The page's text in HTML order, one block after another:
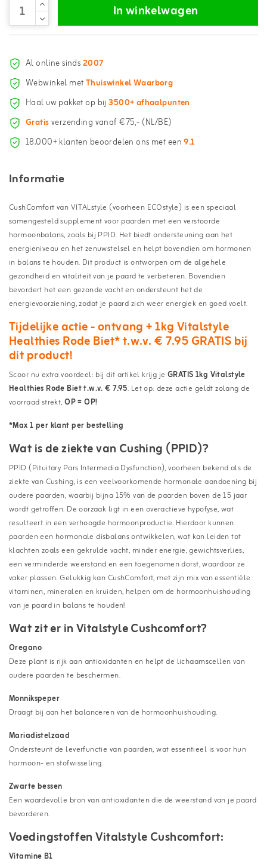
In winkelwagen
Al online sinds2007
Webwinkel metThuiswinkel Waarborg
Haal uw pakket op bij3500+ afhaalpunten
Gratisverzending vanaf €75,- (NL/BE)
18.000+ klanten beoordelen ons met een9.1
Informatie
CushComfort van VITALstyle (voorheen ECOstyle) is een speciaal
samengesteld supplement voor paarden met een verstoorde
hormoonbalans, zoals bij PPID. Het biedt ondersteuning aan het
energieniveau en het zenuwstelsel en helpt bovendien om hormonen
in balans te houden. Dit product is ontworpen om de algehele
gezondheid en vitaliteit van je paard te verbeteren. Bovendien
bevordert het een gezonde vacht en ondersteunt het de
energievoorziening, zodat je paard zich weer energiek en goed voelt.
Tijdelijke actie - ontvang + 1kg Vitalstyle
Healthies Rode Biet* t.w.v. € 7.95 GRATIS bij
dit product!
Scoor nu extra voordeel: bij dit artikel krijg je GRATIS 1kg Vitalstyle
Healthies Rode Biet t.w.v. € 7.95. Let op: deze actie geldt zolang de
voorraad strekt,OP = OP!
*Max 1 per klant per bestelling
Wat is de ziekte van Cushing (PPID)?
PPID (Pituitary Pars Intermedia Dysfunction), voorheen bekend als de
ziekte van Cushing, is een veelvoorkomende hormonale aandoening bij
oudere paarden, waarbij bijna 15% van de paarden boven de 15 jaar
wordt getroffen. De oorzaak ligt in een overactieve hypofyse, wat
resulteert in een verhoogde hormoonproductie. Hierdoor kunnen
paarden een hormonale disbalans ontwikkelen, wat kan leiden tot
klachten zoals een gekrulde vacht, minder energie, gewichtsverlies,
een verminderde weerstand en een toegenomen dorst, waardoor ze
vaker plassen. Gelukkig kan CushComfort, met zijn mix van essentiële
vitaminen, mineralen en kruiden, helpen om de hormoonhuishouding
van je paard in balans te houden!
Wat zit er in Vitalstyle Cushcomfort?
Oregano
Deze plant is rijk aan antioxidanten en helpt de lichaamscellen van
oudere paarden te beschermen.
Monnikspeper
Draagt bij aan het balanceren van de hormoonhuishouding.
Mariadistelzaad
Ondersteunt de leverfunctie van paarden, wat essentieel is voor hun
hormoon- en stofwisseling.
Zwarte bessen
Een waardevolle bron van antioxidanten die de weerstand van je paard
bevorderen.
Voedingstoffen Vitalstyle Cushcomfort:
Vitamine B1